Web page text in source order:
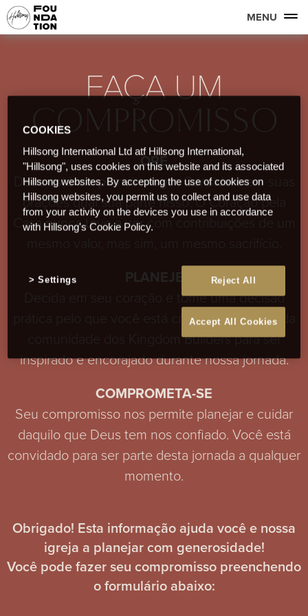
MENU
FAÇA UM
COMPROMISSO
ORE
Deus está em primeiro lugar. Considere em suas
orações qual sua parte nisso. O Coração pela
Casa nunca teve a ver com contribuições de um
Decida em seu coração e tome uma decisão
prática pelo que você está crendo. Seja parte da
comunidade dos Kingdom Builders para ser
inspirado e encorajado durante nossa jornada.
COMPROMETA-SE
Seu compromisso nos permite planejar e cuidar
daquilo que Deus tem nos confiado. Você está
convidado para ser parte desta jornada a qualquer
momento.
Obrigado! Esta informação ajuda você e nossa
igreja a planejar com generosidade!
Você pode fazer seu compromisso preenchendo
o formulário abaixo:
COOKIES
Hillsong International Ltd atf Hillsong International,
"Hillsong", uses cookies on this website and its associated
Hillsong websites. By accepting the use of cookies on
Hillsong websites, you permit us to collect and use data
from your activity on the devices you use in accordance
with Hillsong's Cookie Policy.
Reject All
Accept All Cookies
Settings